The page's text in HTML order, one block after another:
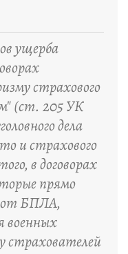
ущерба
страхового
(ст. 205 УК
дела
и страхового
в договорах
прямо
от БПЛА,
военных
страхователей